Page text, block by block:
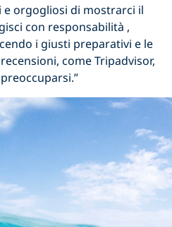
e orgogliosi di mostrarci il
con responsabilità ,
i giusti preparativi e le
come Tripadvisor,